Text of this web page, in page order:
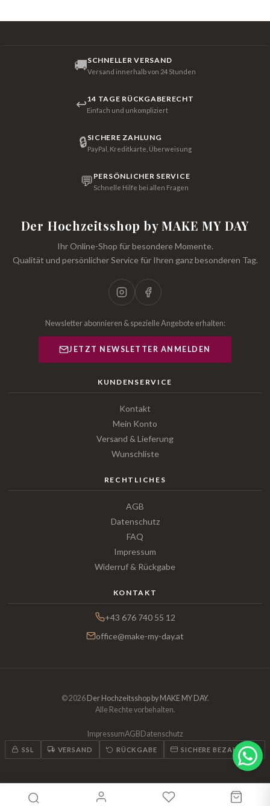
🚚SCHNELLER VERSAND
Versand innerhalb von 24 Stunden
↩14 TAGE RÜCKGABERECHT
Einfach und unkompliziert
🔒SICHERE ZAHLUNG
PayPal, Kreditkarte, Überweisung
💬 PERSÖNLICHER SERVICE
Schnelle Hilfe bei allen Fragen
Der Hochzeitsshop by MAKE MY DAY
Ihr Online-Shop für besondere Momente.
Qualität und persönlicher Service für Ihren ganz besonderen Tag.
Newsletter abonnieren & spezielle Angebote erhalten:
JETZT NEWSLETTER ANMELDEN
KUNDENSERVICE
Kontakt
Mein Konto
Versand & Lieferung
Wunschliste
RECHTLICHES
AGB
Datenschutz
FAQ
Impressum
Widerruf & Rückgabe
KONTAKT
+43 676 740 55 12
office@make-my-day.at
© 2026 Der Hochzeitsshop by MAKE MY DAY.
Alle Rechte vorbehalten.
ImpressumAGB Datenschutz
SSL VERSAND RÜCKGABE SICHERE BEZAHLUNG